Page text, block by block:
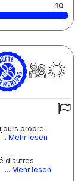
10
propre
... Mehr lesen
d'autres
... Mehr lesen